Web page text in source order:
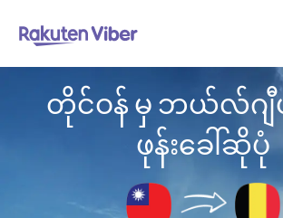
တိုင်ဝန် မှ ဘယ်လ်ဂ
ဖုန်းခေါ်ဆိုပုံ